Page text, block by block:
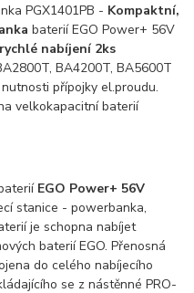
PGX1401PB - Kompaktní,
baterií EGO Power+ 56V
rychlé nabíjení 2ks
BA4200T, BA5600T
přípojky el.proudu.
velkokapacitní baterií
EGO Power+ 56V
stanice - powerbanka,
je schopna nabíjet
baterií EGO. Přenosná
do celého nabíjecího
se z nástěnné PRO-